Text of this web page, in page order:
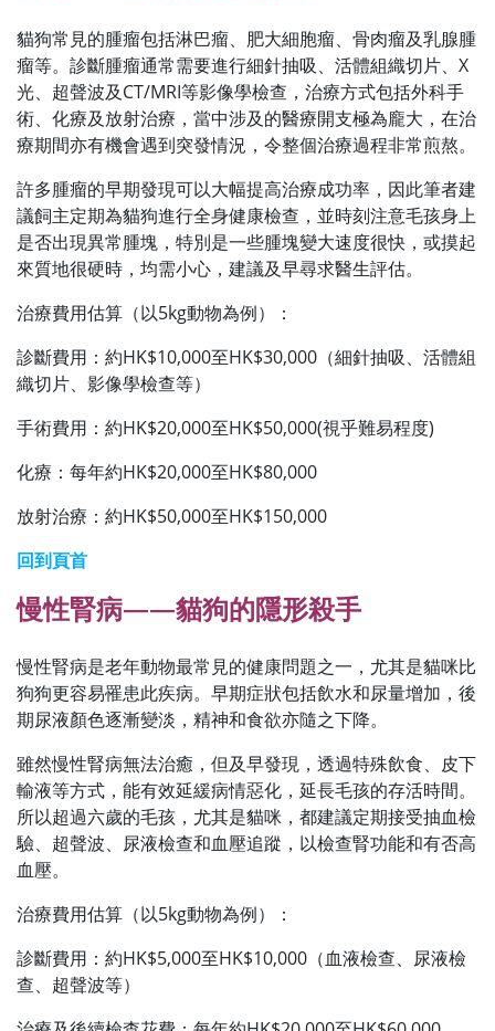
貓狗常見的腫瘤包括淋巴瘤、肥大細胞瘤、骨肉瘤及乳腺腫
瘤等。診斷腫瘤通常需要進行細針抽吸、活體組織切片、X
光、超聲波及CT/MRI等影像學檢查，治療方式包括外科手
術、化療及放射治療，當中涉及的醫療開支極為龐大，在治
療期間亦有機會遇到突發情況，令整個治療過程非常煎熬。
許多腫瘤的早期發現可以大幅提高治療成功率，因此筆者建
議飼主定期為貓狗進行全身健康檢查，並時刻注意毛孩身上
是否出現異常腫塊，特別是一些腫塊變大速度很快，或摸起
來質地很硬時，均需小心，建議及早尋求醫生評估。
治療費用估算（以5kg動物為例）：
診斷費用：約HK$10,000至HK$30,000（細針抽吸、活體組
織切片、影像學檢查等）
手術費用：約HK$20,000至HK$50,000(視乎難易程度)
化療：每年約HK$20,000至HK$80,000
放射治療：約HK$50,000至HK$150,000
回到頁首
慢性腎病——貓狗的隱形殺手
慢性腎病是老年動物最常見的健康問題之一，尤其是貓咪比
狗狗更容易罹患此疾病。早期症狀包括飲水和尿量增加，後
期尿液顏色逐漸變淡，精神和食欲亦隨之下降。
雖然慢性腎病無法治癒，但及早發現，透過特殊飲食、皮下
輸液等方式，能有效延緩病情惡化，延長毛孩的存活時間。
所以超過六歲的毛孩，尤其是貓咪，都建議定期接受抽血檢
驗、超聲波、尿液檢查和血壓追蹤，以檢查腎功能和有否高
血壓。
治療費用估算（以5kg動物為例）：
診斷費用：約HK$5,000至HK$10,000（血液檢查、尿液檢
查、超聲波等）